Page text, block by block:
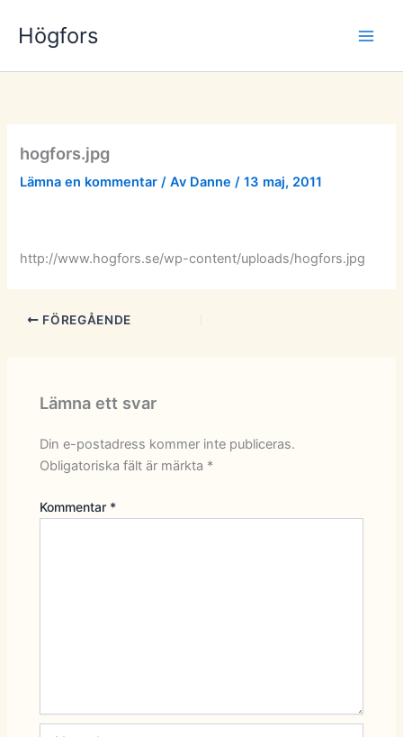
Högfors
hogfors.jpg
Lämna en kommentar / Av Danne/13 maj, 2011
http://www.hogfors.se/wp-content/uploads/hogfors.jpg
FÖREGÅENDE
Lämna ett svar
Din e-postadress kommer inte publiceras.
Obligatoriska fält är märkta *
Kommentar *